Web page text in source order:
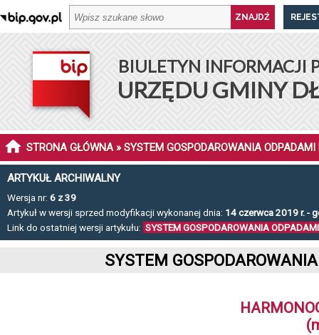
BIULETYN INFORMACJI
URZĘDU GMINY
STRONA GŁÓWNA» SYSTEM GOSPODAROWANIA
ARTYKUŁ ARCHIWALNY
Wersja nr: 6 z 39
Artykuł w wersji sprzed modyfikacji wykonanej dnia: 14 czerwca 2019 r. -
Link do ostatniej wersji artykułu: SYSTEM GOSPODAROWANIA
SYSTEM